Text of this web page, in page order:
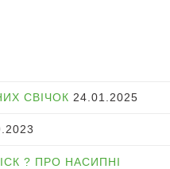
СВІЧОК 24.01.2025
? ПРО НАСИПНІ